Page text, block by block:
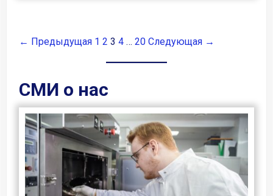
← Предыдущая 1 2 3 4 … 20 Следующая →
СМИ о нас